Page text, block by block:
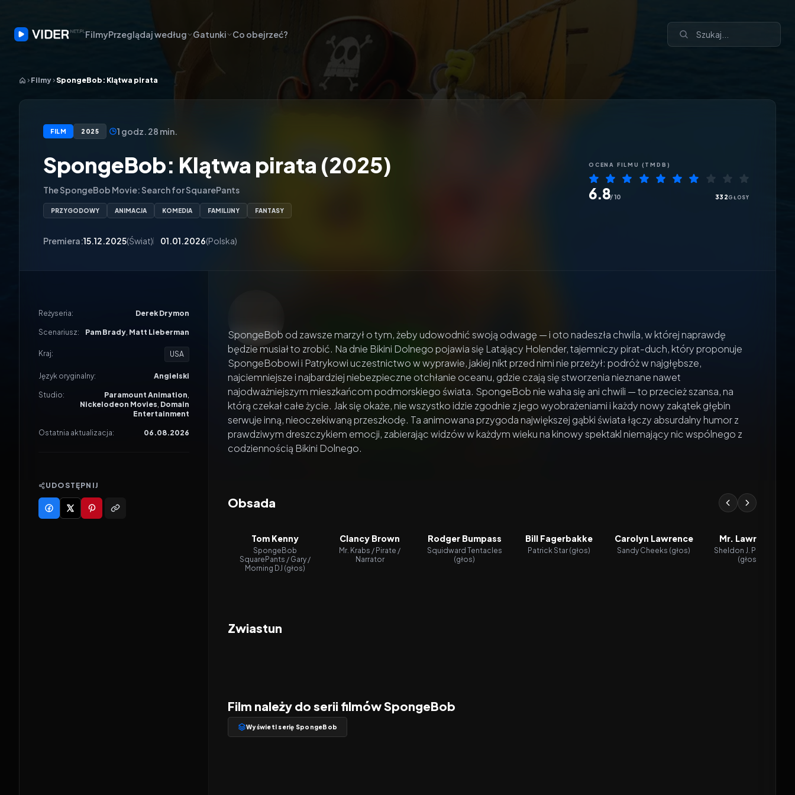
FilmyPrzeglądaj według Gatunki Co obejrzeć?
Filmy SpongeBob: Klątwa pirata
FILM 2025 1 godz. 28 min.
SpongeBob: Klątwa pirata (2025)
The SpongeBob Movie: Search for SquarePants
PRZYGODOWY ANIMACJA KOMEDIA FAMILIJNY FANTASY
Premiera:15.12.2025(Świat) 01.01.2026(Polska)
OCENA FILMU (TMDB)
6.8/ 10 332 GŁOSY
Reżyseria: Derek Drymon
Scenariusz: Pam Brady, Matt Lieberman
Kraj: USA
Język oryginalny: Angielski
Studio: Paramount Animation,
Nickelodeon Movies, Domain
Entertainment
Ostatnia aktualizacja: 06.08.2026
UDOSTĘPNIJ
SpongeBob od zawsze marzył o tym, żeby udowodnić swoją odwagę — i oto nadeszła chwila, w której naprawdę
będzie musiał to zrobić. Na dnie Bikini Dolnego pojawia się Latający Holender, tajemniczy pirat-duch, który proponuje
SpongeBobowi i Patrykowi uczestnictwo w wyprawie, jakiej nikt przed nimi nie przeżył: podróż w najgłębsze,
najciemniejsze i najbardziej niebezpieczne otchłanie oceanu, gdzie czają się stworzenia nieznane nawet
najodważniejszym mieszkańcom podmorskiego świata. SpongeBob nie waha się ani chwili — to przecież szansa, na
którą czekał całe życie. Jak się okaże, nie wszystko idzie zgodnie z jego wyobrażeniami i każdy nowy zakątek głębin
serwuje inną, nieoczekiwaną przeszkodę. Ta animowana przygoda największej gąbki świata łączy absurdalny humor z
prawdziwym dreszczykiem emocji, zabierając widzów w każdym wieku na kinowy spektakl niemający nic wspólnego z
codziennością Bikini Dolnego.
Obsada
Tom Kenny
SpongeBob
SquarePants / Gary /
Morning DJ (głos)
Clancy Brown
Mr. Krabs / Pirate /
Narrator
Rodger Bumpass
Squidward Tentacles
(głos)
Bill Fagerbakke
Patrick Star (głos)
Carolyn Lawrence
Sandy Cheeks (głos)
Mr. Lawrence
Sheldon J. Plankton
(głos)
Zwiastun
Film należy do serii filmów SpongeBob
Wyświetl serię SpongeBob